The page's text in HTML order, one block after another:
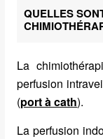
QUELLES
La
perfusion
(port à cath).
La perfusion